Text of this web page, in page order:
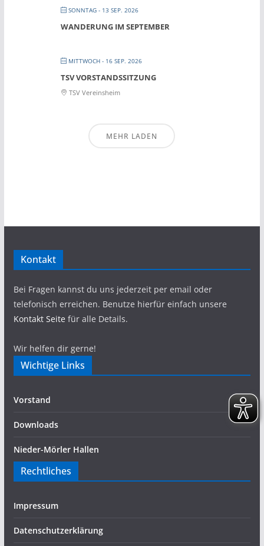
SONNTAG - 13 SEP. 2026
WANDERUNG IM SEPTEMBER
MITTWOCH - 16 SEP. 2026
TSV VORSTANDSSITZUNG
TSV Vereinsheim
MEHR LADEN
Kontakt
Bei Fragen kannst du uns jederzeit per email oder
telefonisch erreichen. Benutze hierfür einfach unsere
Kontakt Seite für alle Details.
Wir helfen dir gerne!
Wichtige Links
Vorstand
Downloads
Nieder-Mörler Hallen
Rechtliches
Impressum
Datenschutzerklärung